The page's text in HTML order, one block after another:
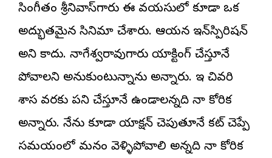
సింగీతం శ్రీనివాస్‌గారు ఈ వయసులో కూడా ఒక
అద్భుతమైన సినిమా చేశారు. ఆయన ఇన్‌స్పిరిషన్‌
అని కాదు. నాగేశ్వరావుగారు యాక్టింగ్‌ చేస్తూనే
పోవాలని అనుకుంటున్నాను అన్నారు. ఇలా చివరి
శాస వరకు పని చేస్తూనే ఉండాలన్నది నా కోరిక
అన్నారు. నేను కూడా యాక్షన్‌ చెపుతూనే కట్‌ చెప్పే
సమయంలో మనం వెళ్ళిపోవాలి అన్నది నా కోరిక